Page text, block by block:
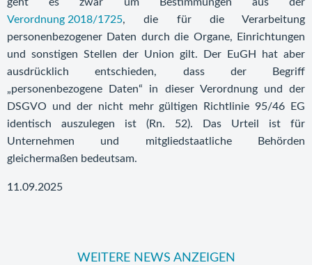
Verordnung 2018/1725, die für die Verarbeitung
personenbezogener Daten durch die Organe, Einrichtungen
und sonstigen Stellen der Union gilt. Der EuGH hat aber
ausdrücklich entschieden, dass der Begriff
„personenbezogene Daten“ in dieser Verordnung und der
DSGVO und der nicht mehr gültigen Richtlinie 95/46 EG
identisch auszulegen ist (Rn. 52). Das Urteil ist für
Unternehmen und mitgliedstaatliche Behörden
gleichermaßen bedeutsam.
11.09.2025
WEITERE NEWS ANZEIGEN